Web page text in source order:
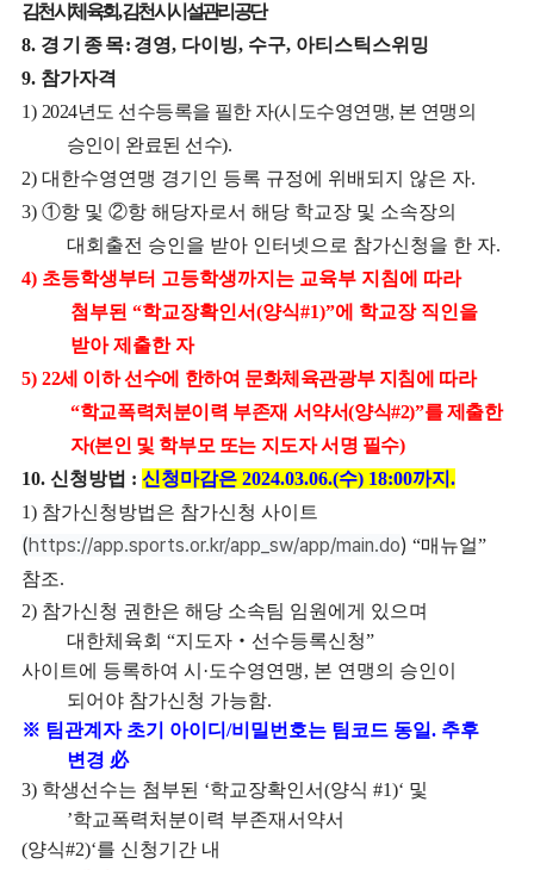
김천시체육회,김천시시설관리공단
8. 경 기 종 목: 경영, 다이빙, 수구, 아티스틱스위밍
9. 참가자격
1) 2024년도 선수등록을 필한 자(시도수영연맹, 본 연맹의
승인이 완료된 선수).
2) 대한수영연맹 경기인 등록 규정에 위배되지 않은 자.
3) ①항 및 ②항 해당자로서 해당 학교장 및 소속장의
대회출전 승인을 받아 인터넷으로 참가신청을 한 자.
4) 초등학생부터 고등학생까지는 교육부 지침에 따라
첨부된“학교장확인서(양식#1)”에 학교장 직인을
받아 제출한 자
5) 22세 이하 선수에 한하여 문화체육관광부 지침에 따라
“학교폭력처분이력 부존재 서약서(양식#2)”를 제출한
자(본인 및 학부모 또는 지도자 서명 필수)
10. 신청방법 : 신청마감은 2024.03.06.(수) 18:00까지 .
1) 참가신청방법은 참가신청 사이트
(https://app.sports.or.kr/app_sw/app/main.do) “매뉴얼”
참조.
2) 참가신청 권한은 해당 소속팀 임원에게 있으며
대한체육회“지도자 ‧ 선수등록신청”
사이트에 등록하여 시 · 도수영연맹, 본 연맹의 승인이
되어야 참가신청 가능함.
※ 팀관계자 초기 아이디 /비밀번호는 팀코드 동일. 추후
변경 必
3) 학생선수는 첨부된 ‘학교장확인서(양식 #1)‘ 및
’학교폭력처분이력 부존재서약서
(양식#2)‘를 신청기간 내